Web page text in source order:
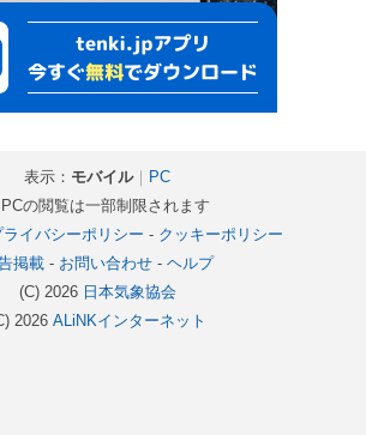
表示： モバイル｜ PC
の閲覧は一部制限されます
ライバシーポリシー - クッキーポリシー
掲載- お問い合わせ- ヘルプ
(C) 2026 日本気象協会
2026 ALiNKインターネット